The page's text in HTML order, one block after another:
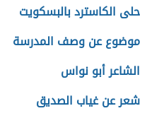
حلى الكاسترد بالبسكويت
موضوع عن وصف المدرسة
الشاعر أبو نواس
شعر عن غياب الصديق